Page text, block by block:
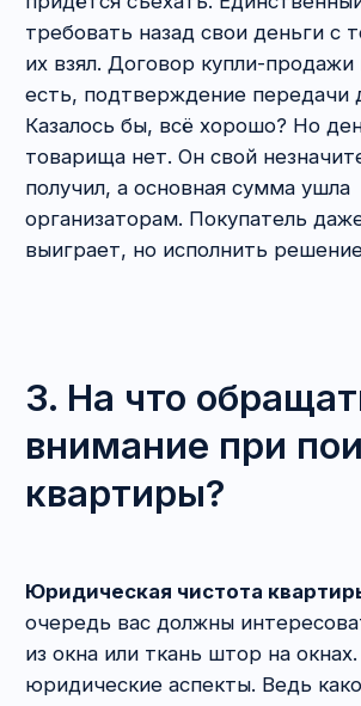
согласования что-то сделано, отвечать будете
именно вы как текущий собственник. И не дай
бог, такая переделка привела к трещинам
в доме, обрушению или иным негативным
последствиям…
«Ирония судьбы». Вовсе не обязательно
путать города. Можно просто думать, что
вы покупаете квартиру в элитной
новостройке, а на деле — соседней
пятиэтажке. И тут фантазия мошенников
также пообщаться с соседями и бабушками
около подъезда.
при общении
с потенциальным
покупателем квартиры?